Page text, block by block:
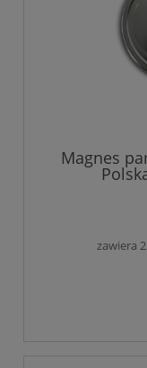
Magnes
zawiera